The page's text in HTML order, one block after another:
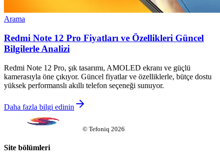
Arama
Redmi Note 12 Pro Fiyatları ve Özellikleri Güncel
Bilgilerle Analizi
Redmi Note 12 Pro, şık tasarımı, AMOLED ekranı ve güçlü
kamerasıyla öne çıkıyor. Güncel fiyatlar ve özelliklerle, bütçe dostu
yüksek performanslı akıllı telefon seçeneği sunuyor.
Daha fazla bilgi edinin
© Tefoniq 2026
Site bölümleri